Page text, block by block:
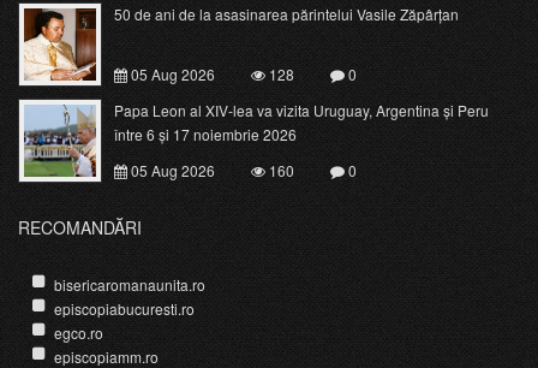
50 de ani de la asasinarea părintelui Vasile Zăpârțan
05 Aug 2026 128
0
Papa Leon al XIV-lea va vizita Uruguay, Argentina și Peru
între 6 și 17 noiembrie 2026
05 Aug 2026
160 0
RECOMANDĂRI
bisericaromanaunita.ro
episcopiabucuresti.ro
egco.ro
episcopiamm.ro